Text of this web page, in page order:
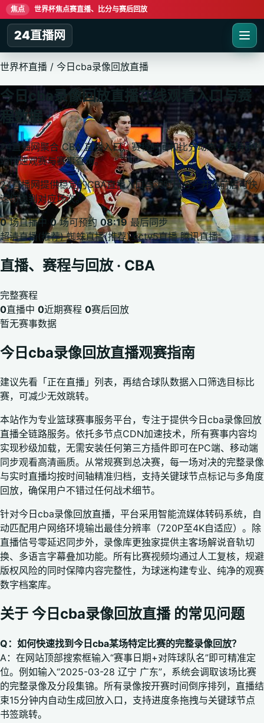
焦点 世界杯焦点赛直播、比分与赛后回放
24直播网
世界杯直播 / 今日cba录像回放直播
今日cba录像回放直播在线观看入口与赛
程数据
24直播网聚合 CBA 直播入口、赛程时间和比分动态，支持手机
端快速观赛与赛事查询。
24直播网提供稳定的CBA直播入口与实时比分，开赛前后可快
速切换到对应场次。
0场直播中 0场可预约 08:19 最后同步
超清直播(推荐) 蜘蛛直播(推荐) cctv5直播 腾讯直播
直播、赛程与回放 · CBA
完整赛程
0直播中 0近期赛程 0赛后回放
暂无赛事数据
今日cba录像回放直播观赛指南
建议先看「正在直播」列表，再结合球队数据入口筛选目标比
赛，可减少无效跳转。
本站作为专业篮球赛事服务平台，专注于提供今日cba录像回放
直播全链路服务。依托多节点CDN加速技术，所有赛事内容均
实现秒级加载，无需安装任何第三方插件即可在PC端、移动端
同步观看高清画质。从常规赛到总决赛，每一场对决的完整录像
与实时直播均按时间轴精准归档，支持关键球节点标记与多角度
回放，确保用户不错过任何战术细节。
针对今日cba录像回放直播，平台采用智能流媒体转码系统，自
动匹配用户网络环境输出最佳分辨率（720P至4K自适应）。除
直播信号零延迟同步外，录像库更独家提供主客场解说音轨切
换、多语言字幕叠加功能。所有比赛视频均通过人工复核，规避
版权风险的同时保障内容完整性，为球迷构建专业、纯净的观赛
数字档案库。
关于 今日cba录像回放直播 的常见问题
Q：如何快速找到今日cba某场特定比赛的完整录像回放？
A：在网站顶部搜索框输入“赛事日期+对阵球队名”即可精准定
位。例如输入“2025-03-28 辽宁 广东”，系统会调取该场比赛
的完整录像及分段集锦。所有录像按开赛时间倒序排列，直播结
束15分钟内自动生成回放入口，支持进度条拖拽与关键球节点
书签跳转。